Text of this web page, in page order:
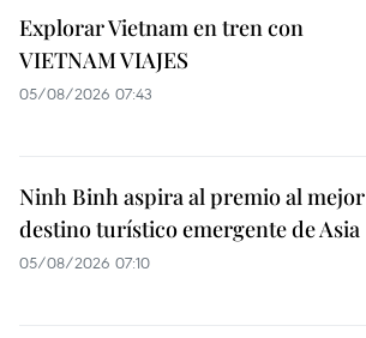
Explorar Vietnam en tren con
VIETNAM VIAJES
05/08/2026 07:43
Ninh Binh aspira al premio al mejor
destino turístico emergente de Asia
05/08/2026 07:10